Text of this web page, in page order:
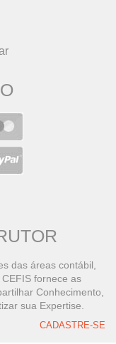
das áreas contábil,
fornece as
Conhecimento,
sua Expertise.
CADASTRE-SE